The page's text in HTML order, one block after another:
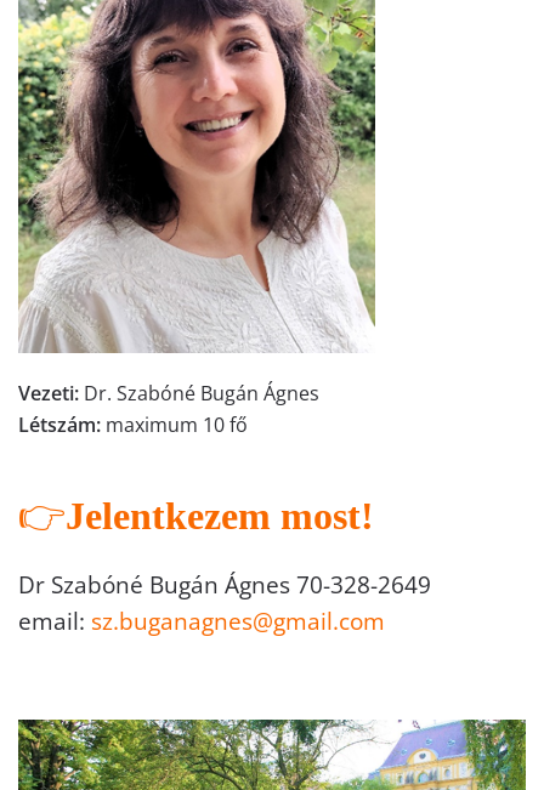
Vezeti: Dr. Szabóné Bugán Ágnes
Létszám: maximum 10 fő
👉Jelentkezem most!
Dr Szabóné Bugán Ágnes 70-328-2649
email: sz.buganagnes@gmail.com